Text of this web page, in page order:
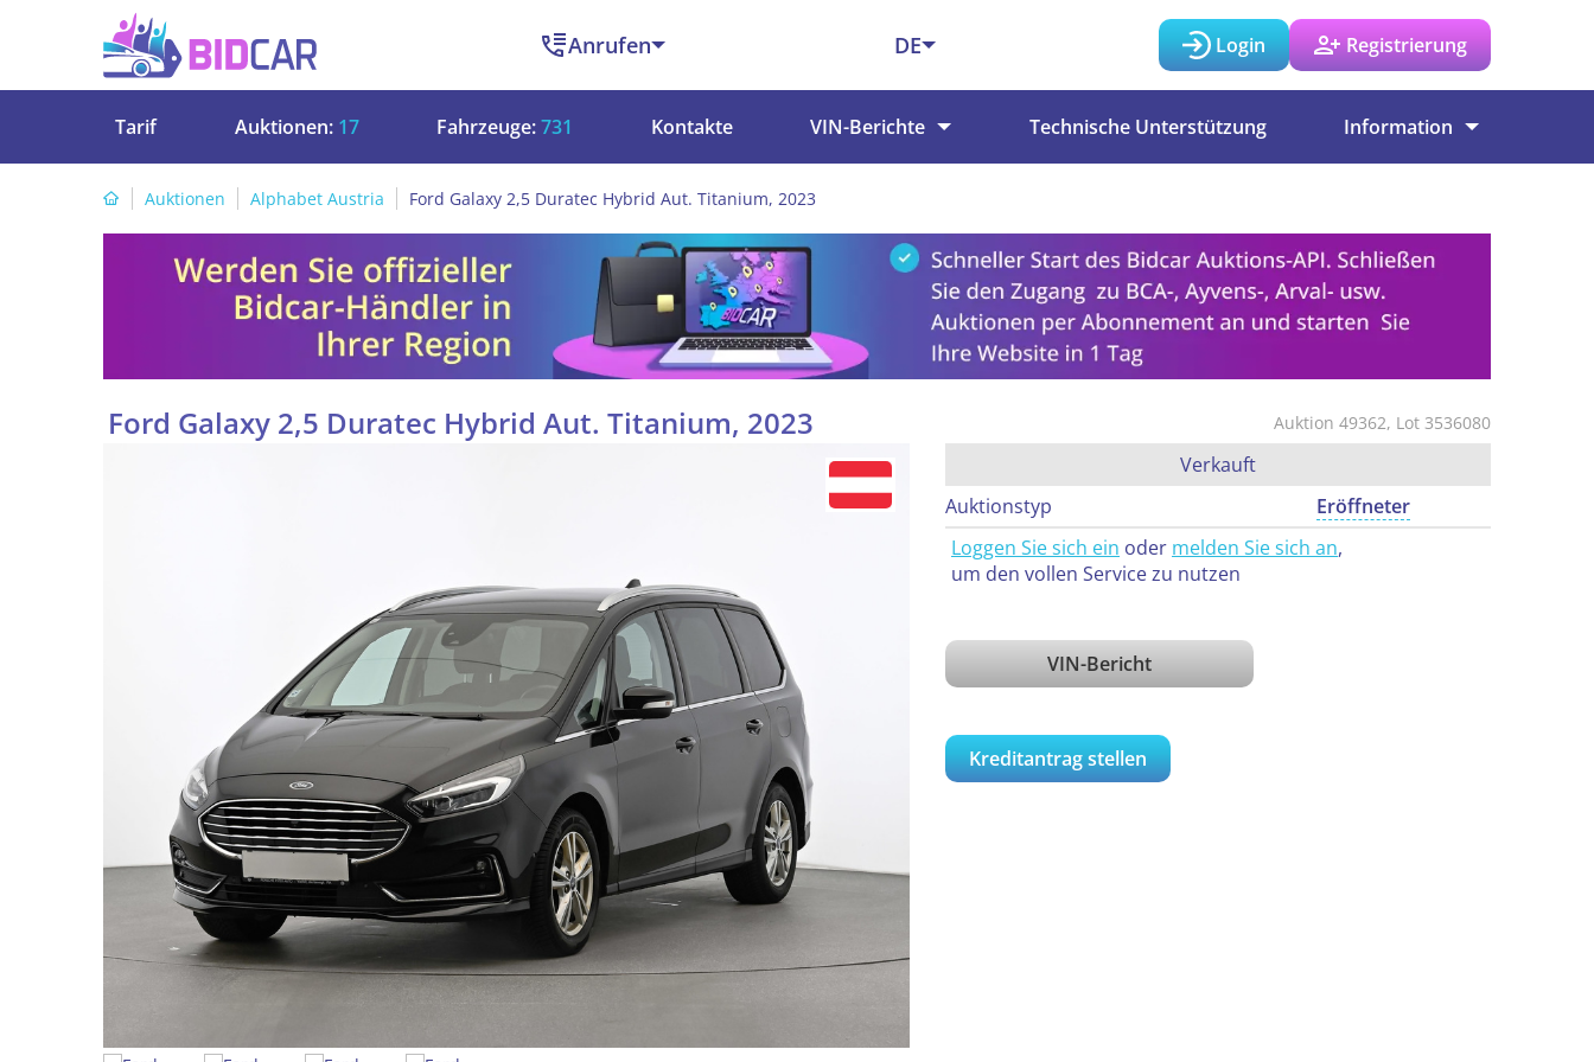
Anrufen DE Login Registrierung
Tarif Auktionen: 17 Fahrzeuge:731 Kontakte VIN-Berichte Technische Unterstützung Information
Auktionen Alphabet Austria Ford Galaxy 2,5 Duratec Hybrid Aut. Titanium, 2023
Auktion 49362, Lot 3536080
Ford Galaxy 2,5 Duratec Hybrid Aut. Titanium, 2023
Verkauft
Auktionstyp
Eröffneter
Loggen Sie sich ein oder melden Sie sich an,
um den vollen Service zu nutzen
VIN-Bericht
Kreditantrag stellen